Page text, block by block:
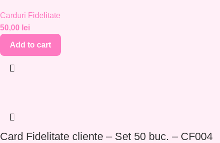
Carduri Fidelitate
50,00 lei
Add to cart
Card Fidelitate cliente – Set 50 buc. – CF004